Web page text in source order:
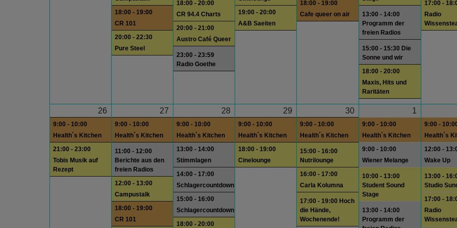
18:00 - 19:00
CR 101
20:00 - 22:30
Pure Steel
18:00 - 20:00
CR 94.4 Charts
20:00 - 21:00
Austro Café Queer
23:00 - 23:59
Radio Goethe
19:00 - 20:00
A&B Saeiten
18:00 - 19:00
Cafe queer on air
13:00 - 14:00
Programm der
freien Radios
15:00 - 15:30 Die
Sonne und wir
18:00 - 20:00
Maxis, Hits und
Raritäten
17:00 -
Radio
26
9:00 - 10:00
Health´s Kitchen
21:00 - 23:00
Tobis Musik auf
Rezept
27
9:00 - 10:00
Health´s Kitchen
11:00 - 12:00
Berichte aus den
freien Radios
12:00 - 13:00
Campustalk
18:00 - 19:00
CR 101
28
9:00 - 10:00
Health´s Kitchen
13:00 - 14:00
Stimmlagen
14:00 - 17:00
Schlagercountdown
15:00 - 16:00
Schlagercountdown
18:00 - 20:00
29
9:00 - 10:00
Health´s Kitchen
18:00 - 19:00
Cinelounge
30
9:00 - 10:00
Health´s Kitchen
15:00 - 16:00
Nutrilounge
16:00 - 17:00
Carla Kolumna
17:00 - 19:00 Hoch
die Hände,
Wochenende!
1
9:00 - 10:00
Health´s Kitchen
9:00 - 10:00
Wiener Melange
10:00 - 13:00
Student Sound
Stage
13:00 - 14:00
Programm der
9:00 -
Health´s
12:00 -
Wake Up
13:00 -
Studio
17:00 -
Radio